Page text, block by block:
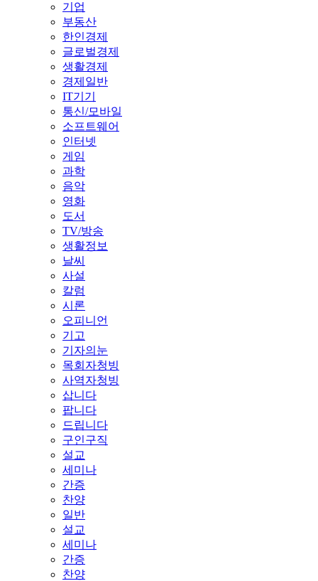
기업
부동산
한인경제
글로벌경제
생활경제
경제일반
IT기기
통신/모바일
소프트웨어
인터넷
게임
과학
음악
영화
도서
TV/방송
생활정보
날씨
사설
칼럼
시론
오피니언
기고
기자의눈
목회자청빙
사역자청빙
삽니다
팝니다
드립니다
구인구직
설교
세미나
간증
찬양
일반
설교
세미나
간증
찬양